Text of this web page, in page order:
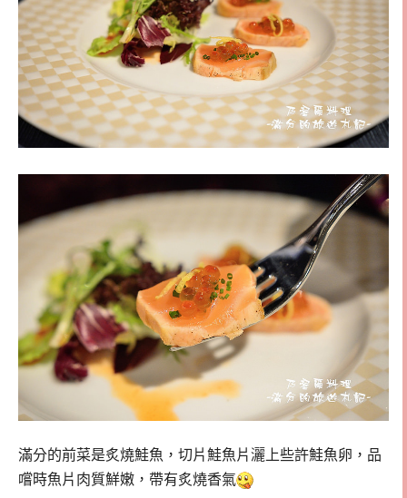
滿分的前菜是炙燒鮭魚，切片鮭魚片灑上些許鮭魚卵，品
嚐時魚片肉質鮮嫩，帶有炙燒香氣